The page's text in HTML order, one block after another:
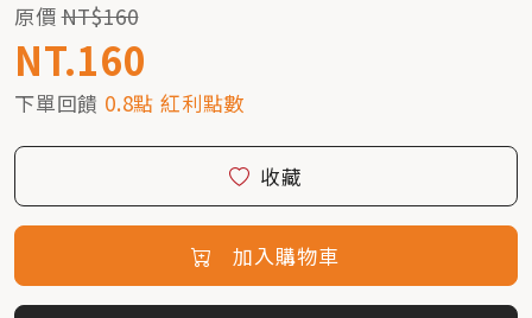
原價NT$160
NT.160
下單回饋 0.8點 紅利點數
收藏
加入購物車